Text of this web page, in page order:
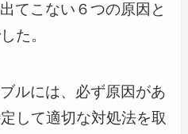
てこない６つの原因と
た。
ルには、必ず原因があ
して適切な対処法を取